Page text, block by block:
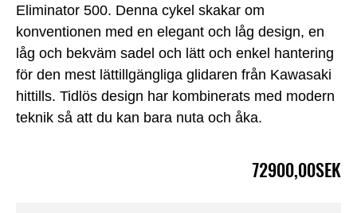
Eliminator 500. Denna cykel skakar om
konventionen med en elegant och låg design, en
låg och bekväm sadel och lätt och enkel hantering
för den mest lättillgängliga glidaren från Kawasaki
hittills. Tidlös design har kombinerats med modern
teknik så att du kan bara nuta och åka.
72900,00SEK